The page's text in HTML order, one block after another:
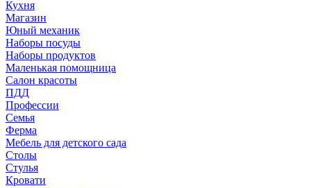
Кухня
Магазин
Юный механик
Наборы посуды
Наборы продуктов
Маленькая помощница
Салон красоты
ПДД
Профессии
Семья
Ферма
Мебель для детского сада
Столы
Cтулья
Кровати